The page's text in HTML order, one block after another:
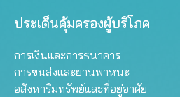
ประเด็นคุ้มครองผู้บริโภค
การเงินและการธนาคาร
การขนส่งและยานพาหนะ
อสังหาริมทรัพย์และที่อยู่อาศัย